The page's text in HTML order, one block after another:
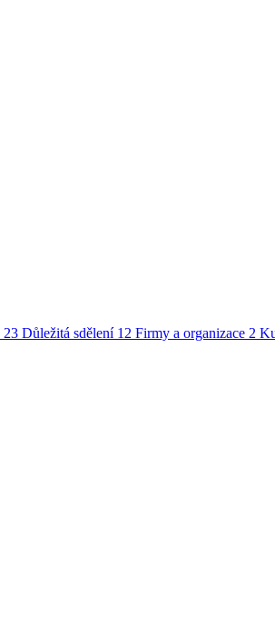
23 Důležitá sdělení 12 Firmy a organizace 2